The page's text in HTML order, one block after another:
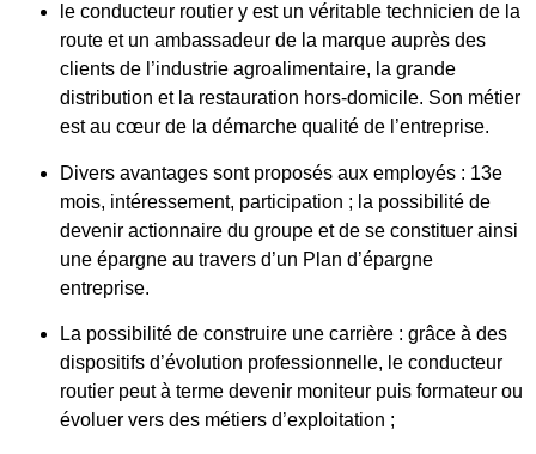
le conducteur routier y est un véritable technicien de la
route et un ambassadeur de la marque auprès des
clients de l’industrie agroalimentaire, la grande
distribution et la restauration hors-domicile. Son métier
est au cœur de la démarche qualité de l’entreprise.
Divers avantages sont proposés aux employés : 13e
mois, intéressement, participation ; la possibilité de
devenir actionnaire du groupe et de se constituer ainsi
une épargne au travers d’un Plan d’épargne
entreprise.
La possibilité de construire une carrière : grâce à des
dispositifs d’évolution professionnelle, le conducteur
routier peut à terme devenir moniteur puis formateur ou
évoluer vers des métiers d’exploitation ;